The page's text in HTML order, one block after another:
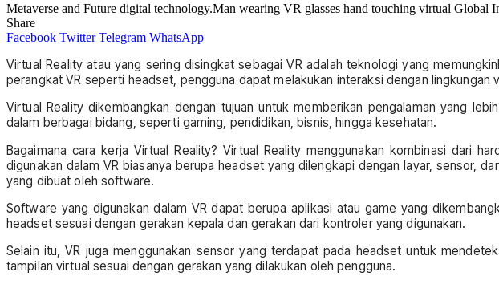
Metaverse and Future digital technology.Man wearing VR glasses hand touching virtual
Share
Facebook Twitter Telegram WhatsApp
Virtual Reality atau yang sering disingkat sebagai VR adalah teknologi yang
perangkat VR seperti headset, pengguna dapat melakukan interaksi dengan
Virtual Reality dikembangkan dengan tujuan untuk memberikan pengalaman yang
dalam berbagai bidang, seperti gaming, pendidikan, bisnis, hingga kesehatan.
Bagaimana cara kerja Virtual Reality? Virtual Reality menggunakan kombinasi dari
digunakan dalam VR biasanya berupa headset yang dilengkapi dengan layar, sensor,
yang dibuat oleh software.
Software yang digunakan dalam VR dapat berupa aplikasi atau game yang
headset sesuai dengan gerakan kepala dan gerakan dari kontroler yang digunakan.
Selain itu, VR juga menggunakan sensor yang terdapat pada headset untuk
tampilan virtual sesuai dengan gerakan yang dilakukan oleh pengguna.